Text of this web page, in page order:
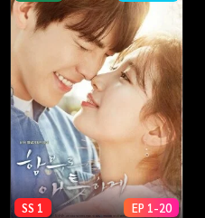
SS 1 EP 1-20